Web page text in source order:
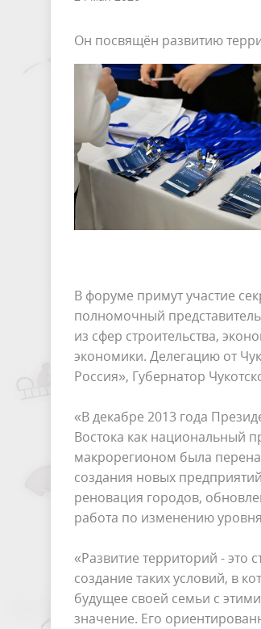
Он посвящён развитию
В форуме примут участие
полномочный
из сфер строительства,
экономики. Делегацию от
Россия», Губернатор
«В декабре 2013 года
Востока как национальный
макрорегионом была
создания новых
реновация городов,
работа по изменению
«Развитие территорий - это
создание таких условий, в
будущее своей семьи с
значение. Его